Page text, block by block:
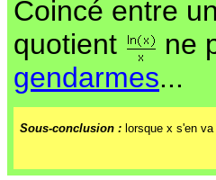
Coincé entre
quotient
ne
gendarmes...
Sous-conclusion : lorsque x s'en